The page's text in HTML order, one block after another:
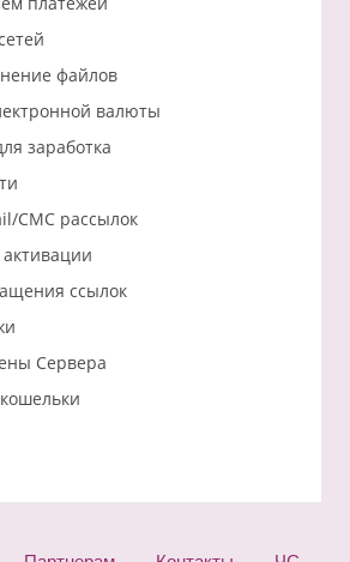
файлов
валюты
заработка
СМС рассылок
ссылок
Сервера